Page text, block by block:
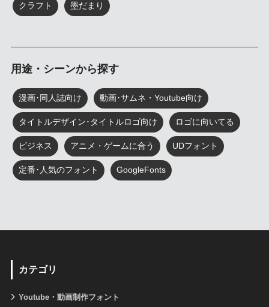
クラフト 墨だまり
用途・シーンから探す
漫画･同人誌向け 動画･サムネ・Youtube向け
タイトルデザイン･タイトルロゴ向け ロゴに向いてる
ビジネス アニメ・ゲームに合う UDフォント
定番･人気のフォント GoogleFonts
カテゴリ
Youtube・動画制作フォント